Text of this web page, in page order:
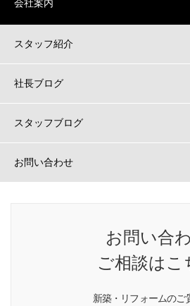
会社案内
スタッフ紹介
社長ブログ
スタッフブログ
お問い合わせ
お問い合
ご相談はこ
新築・リフォームのご